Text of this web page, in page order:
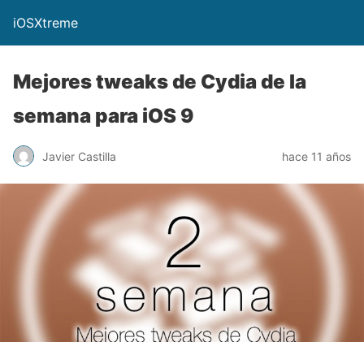
iOSXtreme
Mejores tweaks de Cydia de la
semana para iOS 9
Javier Castilla hace 11 años